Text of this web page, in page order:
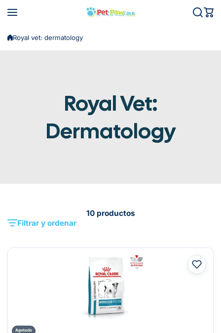
Royal vet: dermatology
Royal Vet:
Dermatology
Filtrar y ordenar
10 productos
Agotado